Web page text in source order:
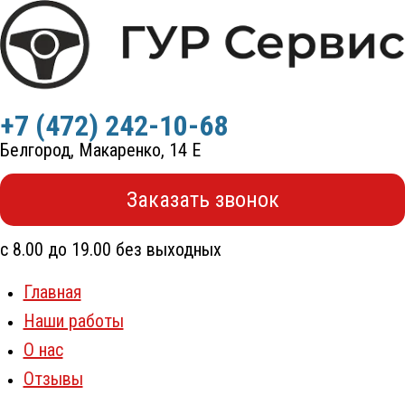
Перейти
к
содержимому
+7 (472) 242-10-68
Белгород, Макаренко, 14 Е
Заказать звонок
с 8.00 до 19.00 без выходных
Главная
Наши работы
О нас
Отзывы